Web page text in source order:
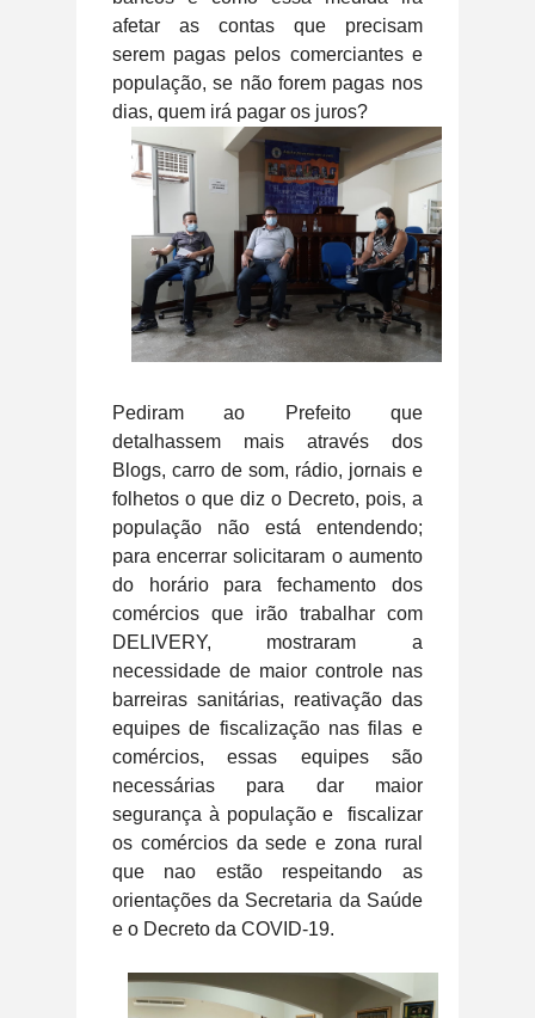
afetar as contas que precisam
serem pagas pelos comerciantes e
população, se não forem pagas nos
dias, quem irá pagar os juros?
Pediram ao Prefeito que
detalhassem mais através dos
Blogs, carro de som, rádio, jornais e
folhetos o que diz o Decreto, pois, a
população não está entendendo;
para encerrar solicitaram o aumento
do horário para fechamento dos
comércios que irão trabalhar com
DELIVERY, mostraram a
necessidade de maior controle nas
barreiras sanitárias, reativação das
equipes de fiscalização nas filas e
comércios, essas equipes são
necessárias para dar maior
segurança à população e
fiscalizar
os comércios da sede e zona rural
que nao estão respeitando as
orientações da Secretaria da Saúde
e o Decreto da COVID-19.